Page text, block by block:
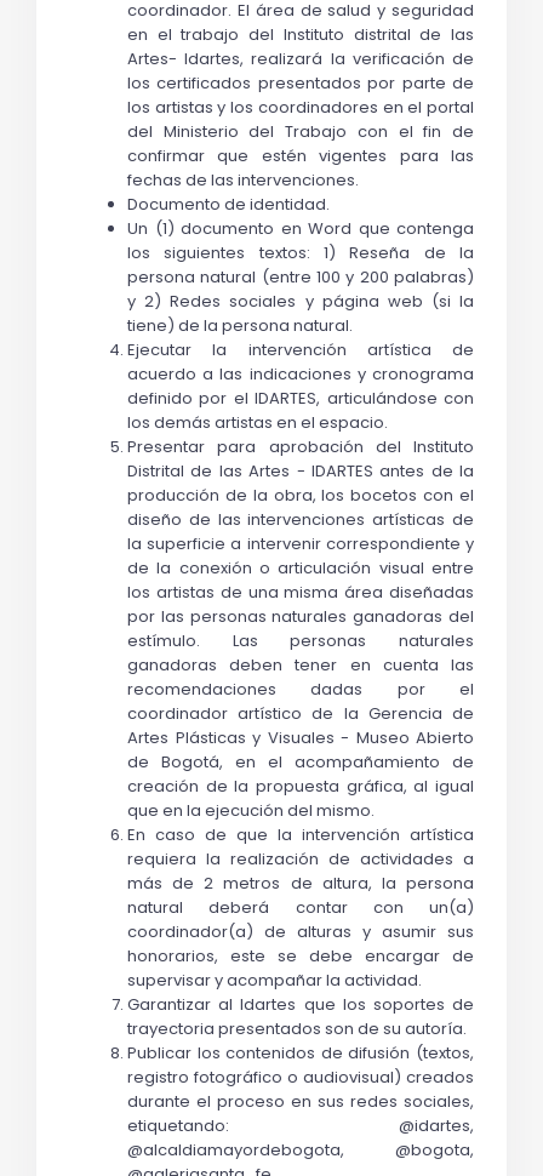
coordinador. El área de salud y seguridad
en el trabajo del Instituto distrital de las
Artes- Idartes, realizará la verificación de
los certificados presentados por parte de
los artistas y los coordinadores en el portal
del Ministerio del Trabajo con el fin de
confirmar que estén vigentes para las
fechas de las intervenciones.
Documento de identidad.
Un (1) documento en Word que contenga
los siguientes textos: 1) Reseña de la
persona natural (entre 100 y 200 palabras)
y 2) Redes sociales y página web (si la
tiene) de la persona natural.
Ejecutar la intervención artística de
acuerdo a las indicaciones y cronograma
definido por el IDARTES, articulándose con
los demás artistas en el espacio.
Presentar para aprobación del Instituto
Distrital de las Artes - IDARTES antes de la
producción de la obra, los bocetos con el
diseño de las intervenciones artísticas de
la superficie a intervenir correspondiente y
de la conexión o articulación visual entre
los artistas de una misma área diseñadas
por las personas naturales ganadoras del
estímulo. Las personas naturales
ganadoras deben tener en cuenta las
recomendaciones dadas por el
coordinador artístico de la Gerencia de
Artes Plásticas y Visuales - Museo Abierto
de Bogotá, en el acompañamiento de
creación de la propuesta gráfica, al igual
que en la ejecución del mismo.
En caso de que la intervención artística
requiera la realización de actividades a
más de 2 metros de altura, la persona
natural deberá contar con un(a)
coordinador(a) de alturas y asumir sus
honorarios, este se debe encargar de
supervisar y acompañar la actividad.
Garantizar al Idartes que los soportes de
trayectoria presentados son de su autoría.
Publicar los contenidos de difusión (textos,
registro fotográfico o audiovisual) creados
durante el proceso en sus redes sociales,
etiquetando: @idartes,
@alcaldiamayordebogota, @bogota,